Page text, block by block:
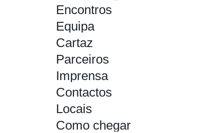
Encontros
Equipa
Cartaz
Parceiros
Imprensa
Contactos
Locais
Como chegar